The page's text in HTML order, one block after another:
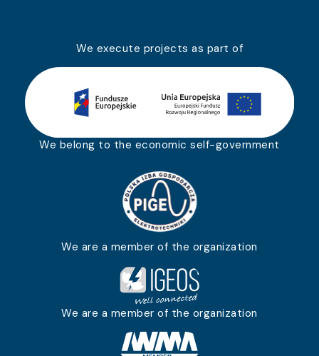
We execute projects as part of
We belong to the economic self-government
We are a member of the organization
We are a member of the organization